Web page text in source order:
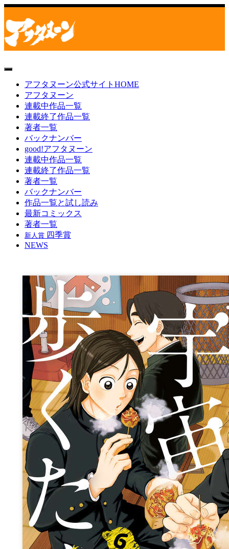
toggle
navigationアフタヌーン公式サイトHOME
アフタヌーン
連載中作品一覧
連載終了作品一覧
著者一覧
バックナンバー
good!アフタヌーン
連載中作品一覧
連載終了作品一覧
著者一覧
バックナンバー
作品一覧と試し読み
最新コミックス
著者一覧
新人賞 四季賞
NEWS